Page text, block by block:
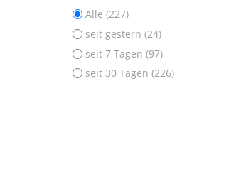
Alle (227)
seit gestern (24)
seit 7 Tagen (97)
seit 30 Tagen (226)